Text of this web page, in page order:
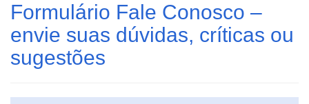
Formulário Fale Conosco –
envie suas dúvidas, críticas ou
sugestões